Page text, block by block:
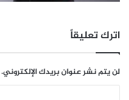
اترك تعليقاً
لن يتم نشر عنوان بريدك الإلكتروني.